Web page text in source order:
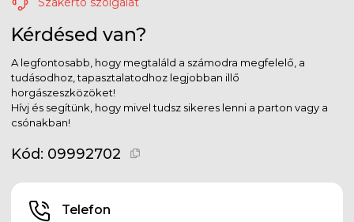
Kérdésed van?
A legfontosabb, hogy megtaláld a számodra megfelelő, a
tudásodhoz, tapasztalatodhoz legjobban illő
horgászeszközöket!
Hívj és segítünk, hogy mivel tudsz sikeres lenni a parton vagy a
csónakban!
Kód: 09992702
Telefon